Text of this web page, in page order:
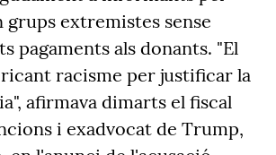
extremistes sense
pagaments als donants. "El
racisme per justificar la
afirmava dimarts el fiscal
i exadvocat de Trump,